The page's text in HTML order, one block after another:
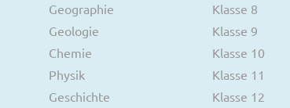
Geographie
Geologie
Chemie
Physik
Geschichte
Klasse 8
Klasse 9
Klasse 10
Klasse 11
Klasse 12